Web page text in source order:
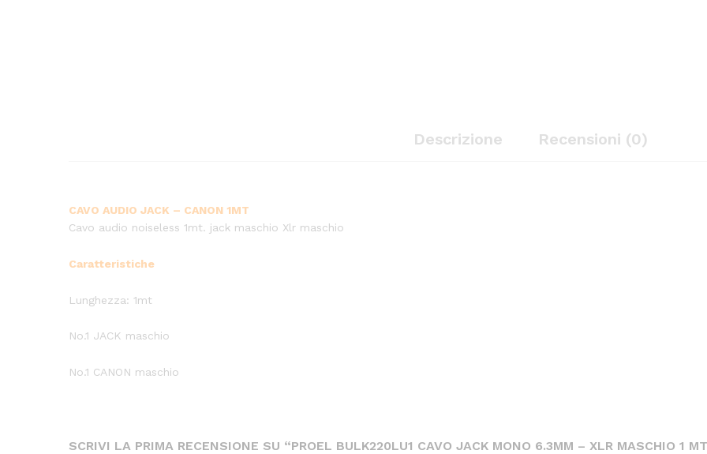
Descrizione Recensioni (0)
CAVO AUDIO JACK – CANON 1MT
Cavo audio noiseless 1mt. jack maschio Xlr maschio
Caratteristiche
Lunghezza: 1mt
No.1 JACK maschio
No.1 CANON maschio
SCRIVI LA PRIMA RECENSIONE SU “PROEL BULK220LU1 CAVO JACK MONO 6.3MM – XLR MASCHIO 1